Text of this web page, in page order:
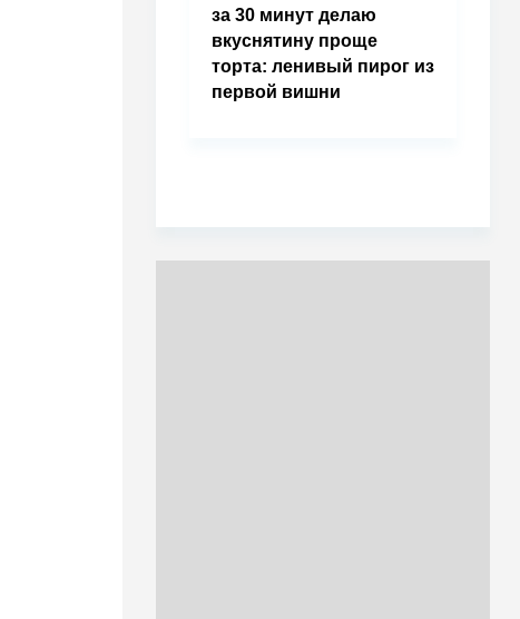
за 30 минут делаю
вкуснятину проще
торта: ленивый пирог из
первой вишни